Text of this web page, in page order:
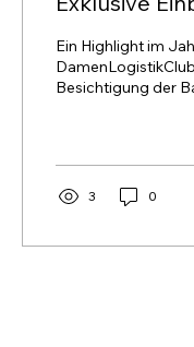
Bau
Ein Highlight im
Besichtigung der
eines der größten
Wiens zu werfen.
3 0